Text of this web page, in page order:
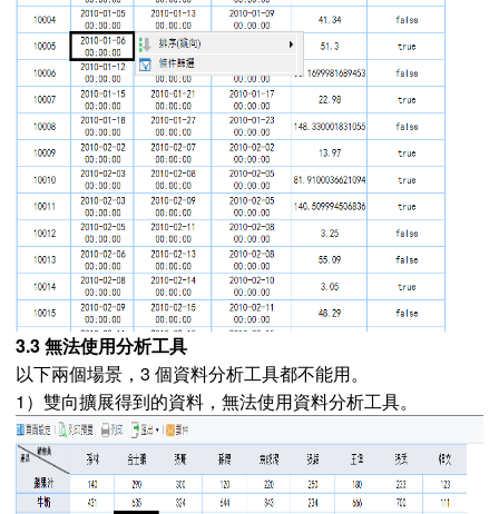
3.3 無法使用分析工具
以下兩個場景，3 個資料分析工具都不能用。
1）雙向擴展得到的資料，無法使用資料分析工具。